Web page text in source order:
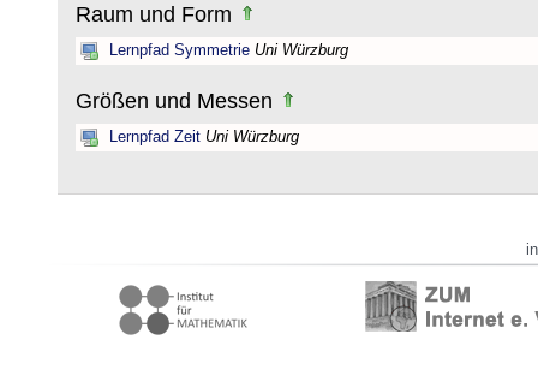
Raum und Form
Lernpfad Symmetrie Uni Würzburg
Größen und Messen
Lernpfad Zeit Uni Würzburg